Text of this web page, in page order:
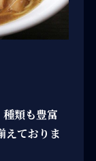
種類も豊富
えておりま